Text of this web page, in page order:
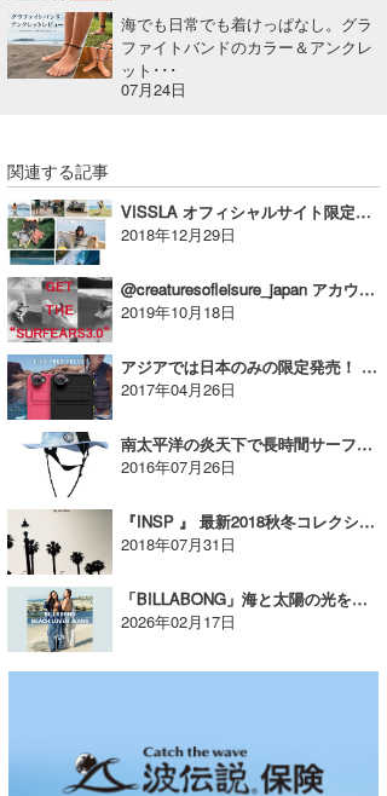
海でも日常でも着けっぱなし。グラ
ファイトバンドのカラー＆アンクレ
ット･･･
07月24日
関連する記事
VISSLA オフィシャルサイト限定『LUCKY BOX 2019 』キャンペーン【AD】
2018年12月29日
@creaturesofleisure_japan アカウント開設記念「フォロー＆いいね！キャンペーン第2弾」が18日より開催！【AD】
2019年10月18日
アジアでは日本のみの限定発売！ 広角レンズを搭載したiPhone 6/6s用ケースFRĒ SHOT が登場【広告】
2017年04月26日
南太平洋の炎天下で長時間サーフする為に考えだされた『サーフハット』【広告】
2016年07月26日
『INSP 』 最新2018秋冬コレクションオーダー予約開始!!【AD】
2018年07月31日
「BILLABONG」海と太陽の光をまとう、新定番デニム【AD】
2026年02月17日